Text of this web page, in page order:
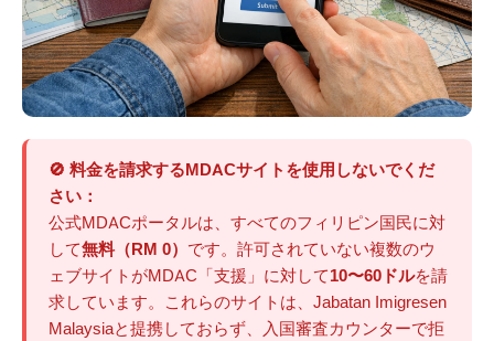
🚫 料金を請求するMDACサイトを使用しないでくだ
さい：
公式MDACポータルは、すべてのフィリピン国民に対
して無料（RM 0） です。許可されていない複数のウ
ェブサイトがMDAC「支援」に対して10〜60ドルを請
求しています。これらのサイトは、Jabatan Imigresen
Malaysiaと提携しておらず、入国審査カウンターで拒